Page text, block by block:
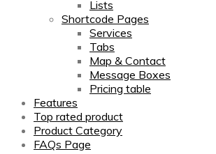
Lists
Shortcode Pages
Services
Tabs
Map & Contact
Message Boxes
Pricing table
Features
Top rated product
Product Category
FAQs Page